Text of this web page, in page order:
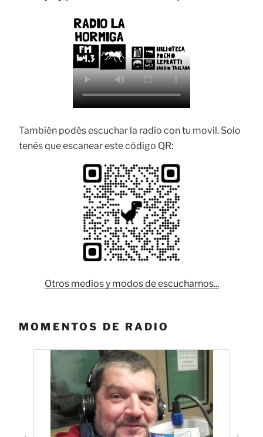
También podés escuchar la radio con tu movil. Solo
tenés que escanear este código QR:
Otros medios y modos de escucharnos...
MOMENTOS DE RADIO